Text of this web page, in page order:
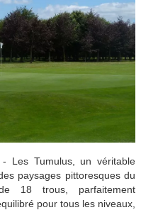
Les Tumulus, un véritable
paysages pittoresques du
18 trous, parfaitement
pour tous les niveaux,